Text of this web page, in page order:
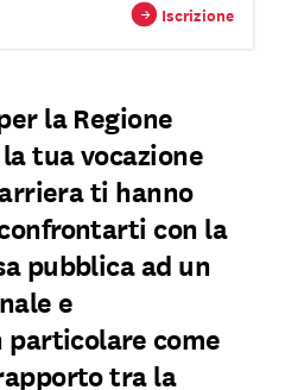
→ Iscrizione
la Regione
tua vocazione
ti hanno
con la
pubblica ad un
e
come
tra la